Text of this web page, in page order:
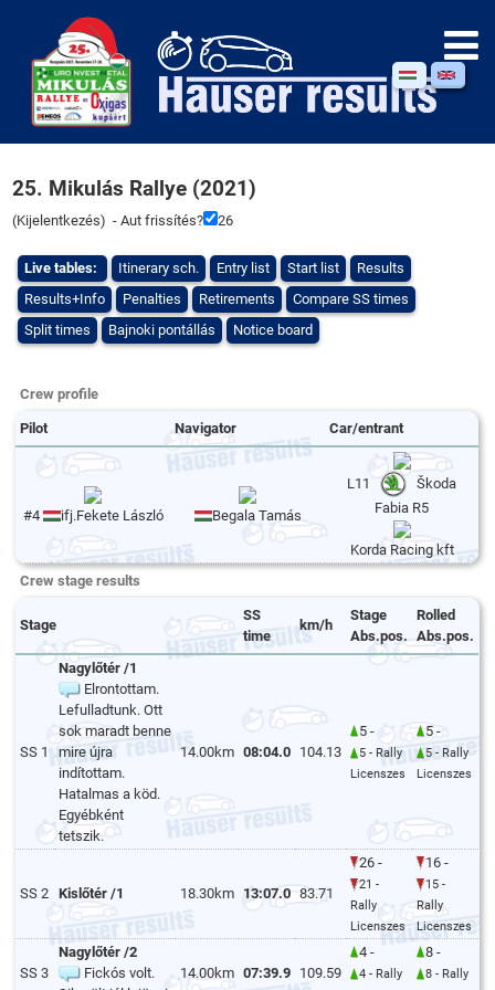
25. Mikulás Rallye (2021)
(Kijelentkezés) - Aut frissítés? 26
Live tables: Itinerary sch. Entry list Start list
Results
Results+Info
Penalties Retirements
Compare SS times
Split times
Bajnoki pontállás Notice board
Crew profile
Pilot Navigator Car/entrant
#4 ifj.Fekete László Begala Tamás
L11
Škoda
Fabia R5
Korda Racing kft
Crew stage results
Stage
SS
time
km/h
Stage
Abs.pos.
Rolled
Abs.pos.
SS 1
Nagylőtér /1
Elrontottam.
Lefulladtunk. Ott
sok maradt benne
mire újra
indítottam.
Hatalmas a köd.
Egyébként
tetszik.
14.00km 08:04.0 104.13
5 -
5 - Rally
Licenszes
5 -
5 - Rally
Licenszes
SS 2 Kislőtér /1 18.30km 13:07.0 83.71
26 -
21 -
Rally
Licenszes
16 -
15 -
Rally
Licenszes
SS 3
Nagylőtér /2
Fickós volt.
14.00km 07:39.9 109.59
4 -
4 - Rally
8 -
8 - Rally